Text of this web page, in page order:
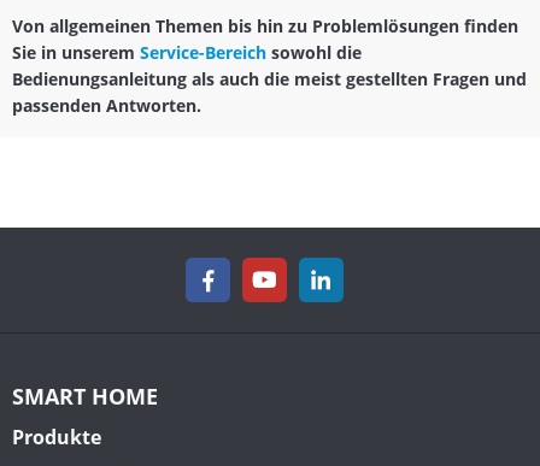
Von allgemeinen Themen bis hin zu Problemlösungen finden
Sie in unserem Service-Bereich sowohl die
Bedienungsanleitung als auch die meist gestellten Fragen und
passenden Antworten.
SMART HOME
Produkte